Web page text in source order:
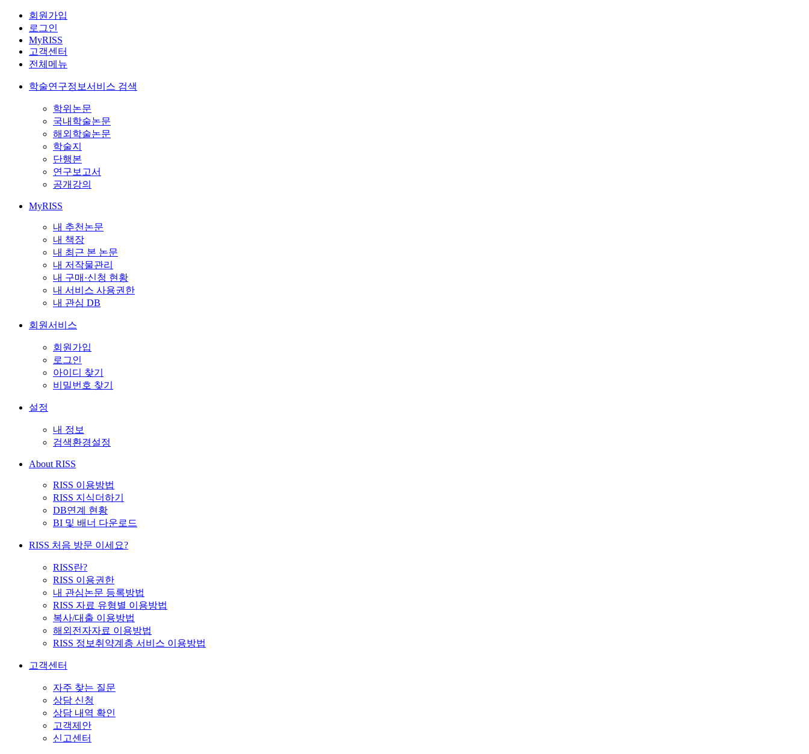
회원가입
로그인
MyRISS
고객센터
전체메뉴
학술연구정보서비스 검색
학위논문
국내학술논문
해외학술논문
학술지
단행본
연구보고서
공개강의
MyRISS
내 추천논문
내 책장
내 최근 본 논문
내 저작물관리
내 구매·신청 현황
내 서비스 사용권한
내 관심 DB
회원서비스
회원가입
로그인
아이디 찾기
비밀번호 찾기
설정
내 정보
검색환경설정
About RISS
RISS 이용방법
RISS 지식더하기
DB연계 현황
BI 및 배너 다운로드
RISS 처음 방문 이세요?
RISS란?
RISS 이용권한
내 관심논문 등록방법
RISS 자료 유형별 이용방법
복사/대출 이용방법
해외전자자료 이용방법
RISS 정보취약계층 서비스 이용방법
고객센터
자주 찾는 질문
상담 신청
상담 내역 확인
고객제안
신고센터